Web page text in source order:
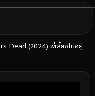
Dead (2024) พี่เลี้ยงไม่อยู่